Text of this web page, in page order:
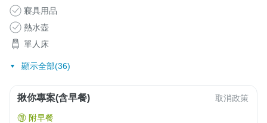
寢具用品
熱水壺
單人床
顯示全部(36)
揪你專案(含早餐) 取消政策
附早餐